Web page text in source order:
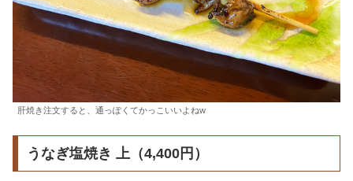
肝焼き注文すると、通っぽくてかっこいいよねw
うなぎ塩焼き 上（4,400円）